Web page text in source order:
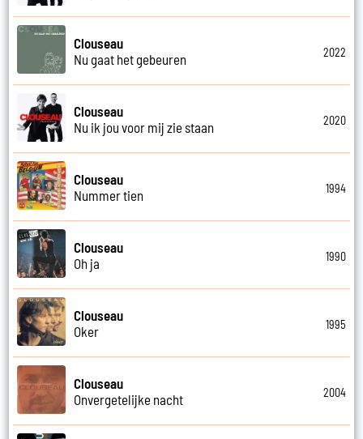
Clouseau
Nu gaat het gebeuren
2022
Clouseau
Nu ik jou voor mij zie staan
2020
Clouseau
Nummer tien
1994
Clouseau
Oh ja
1990
Clouseau
Oker
1995
Clouseau
Onvergetelijke nacht
2004